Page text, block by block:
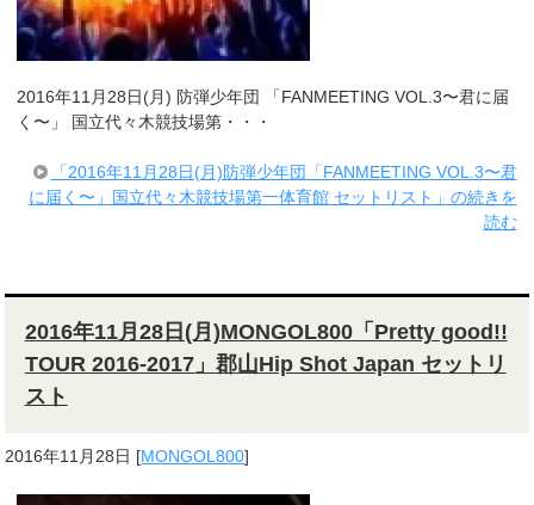
2016年11月28日(月) 防弾少年団 「FANMEETING VOL.3〜君に届
く〜」 国立代々木競技場第・・・
「2016年11月28日(月)防弾少年団「FANMEETING VOL.3〜君
に届く〜」国立代々木競技場第一体育館 セットリスト」の続きを
読む
2016年11月28日(月)MONGOL800「Pretty good!!
TOUR 2016-2017」郡山Hip Shot Japan セットリ
スト
2016年11月28日 [MONGOL800]